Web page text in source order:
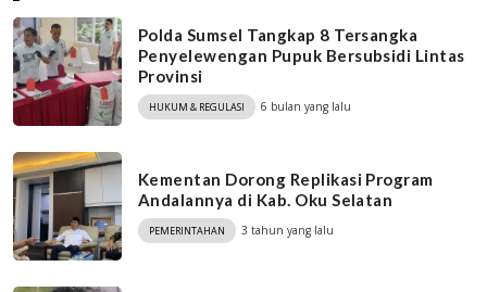
Polda Sumsel Tangkap 8 Tersangka
Penyelewengan Pupuk Bersubsidi Lintas
Provinsi
HUKUM & REGULASI 6 bulan yang lalu
Kementan Dorong Replikasi Program
Andalannya di Kab. Oku Selatan
PEMERINTAHAN 3 tahun yang lalu